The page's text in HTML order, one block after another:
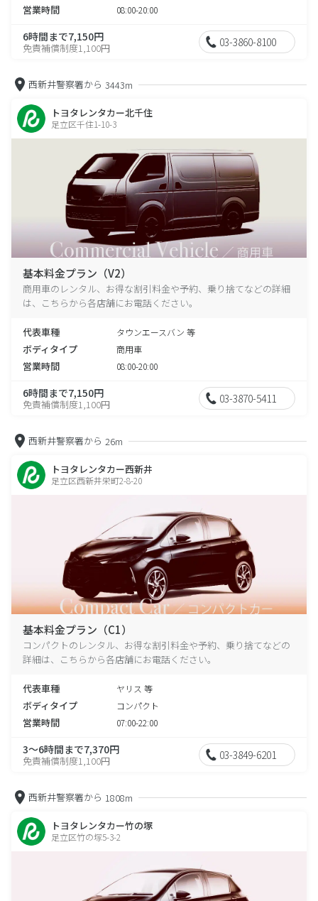
営業時間 08:00-20:00
6時間まで7,150円
免責補償制度1,100円 03-3860-8100
西新井警察署から 3443m
トヨタレンタカー北千住
足立区千住1-10-3
基本料金プラン（V2）
商用車のレンタル、お得な割引料金や予約、乗り捨てなどの詳細
は、こちらから各店舗にお電話ください。
代表車種 タウンエースバン 等
ボディタイプ 商用車
営業時間 08:00-20:00
6時間まで7,150円
免責補償制度1,100円 03-3870-5411
西新井警察署から 26m
トヨタレンタカー西新井
足立区西新井栄町2-8-20
基本料金プラン（C1）
コンパクトのレンタル、お得な割引料金や予約、乗り捨てなどの
詳細は、こちらから各店舗にお電話ください。
代表車種 ヤリス 等
ボディタイプ コンパクト
営業時間 07:00-22:00
3～6時間まで7,370円
免責補償制度1,100円 03-3849-6201
西新井警察署から 1808m
トヨタレンタカー竹の塚
足立区竹の塚5-3-2